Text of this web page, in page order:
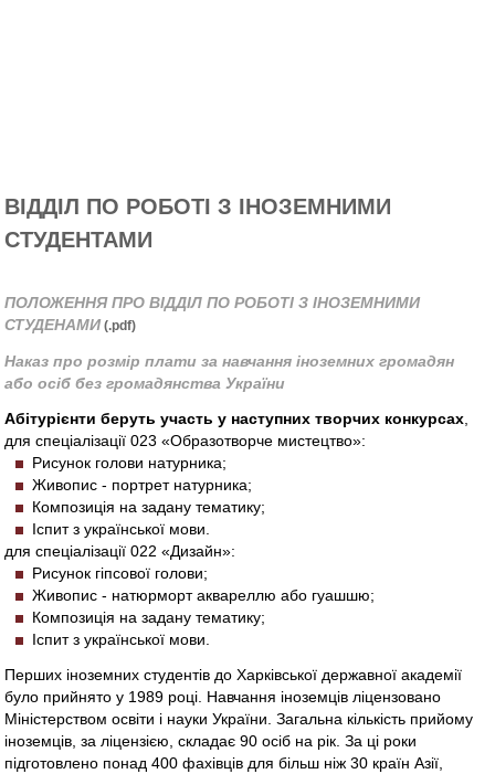
ВІДДІЛ ПО РОБОТІ З ІНОЗЕМНИМИ
СТУДЕНТАМИ
ПОЛОЖЕННЯ ПРО ВІДДІЛ ПО РОБОТІ З ІНОЗЕМНИМИ
СТУДЕНАМИ (.pdf)
Наказ про розмір плати за навчання іноземних громадян
або осіб без громадянства України
Абітурієнти беруть участь у наступних творчих конкурсах,
для спеціалізації 023 «Образотворче мистецтво»:
Рисунок голови натурника;
Живопис - портрет натурника;
Композиція на задану тематику;
Іспит з української мови.
для спеціалізації 022 «Дизайн»:
Рисунок гіпсової голови;
Живопис - натюрморт аквареллю або гуашшю;
Композиція на задану тематику;
Іспит з української мови.
Перших іноземних студентів до Харківської державної академії
було прийнято у 1989 році. Навчання іноземців ліцензовано
Міністерством освіти і науки України. Загальна кількість прийому
іноземців, за ліцензією, складає 90 осіб на рік. За ці роки
підготовлено понад 400 фахівців для більш ніж 30 країн Азії,